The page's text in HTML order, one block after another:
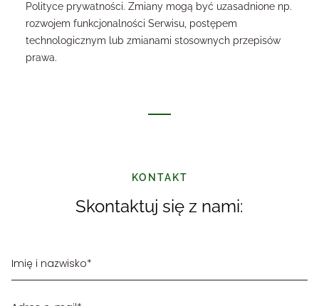
Polityce prywatności. Zmiany mogą być uzasadnione np.
rozwojem funkcjonalności Serwisu, postępem
technologicznym lub zmianami stosownych przepisów
prawa.
KONTAKT
Skontaktuj się z nami: